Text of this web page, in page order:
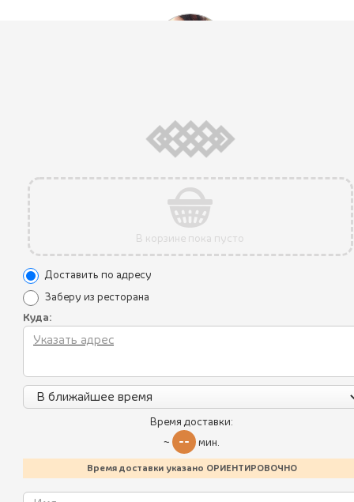
Все блюда
Пикник по-грузински
Летнее меню
Хинкали
В корзине пока пусто
Доставить по адресу
Заберу из ресторана
Куда:
Время доставки:
~ -- мин.
Время доставки указано ОРИЕНТИРОВОЧНО
Уникальные преимущества
Условия использования
Политика конфиденциальности
Контакты